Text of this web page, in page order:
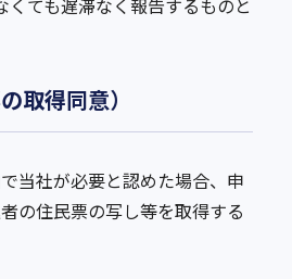
くても遅滞なく報告するものと
取得同意）
当社が必要と認めた場合、申
の住民票の写し等を取得する